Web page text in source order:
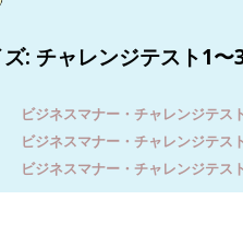
: チャレンジテスト1〜
ビジネスマナー・チャレンジテス
ビジネスマナー・チャレンジテス
ビジネスマナー・チャレンジテス